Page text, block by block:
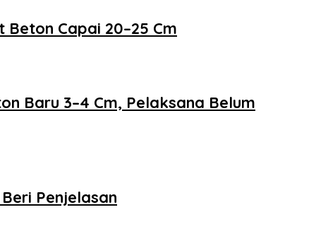
Capai 20–25 Cm
Baru 3–4 Cm, Pelaksana Belum
Penjelasan